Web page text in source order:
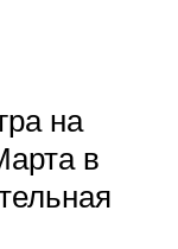
на
в